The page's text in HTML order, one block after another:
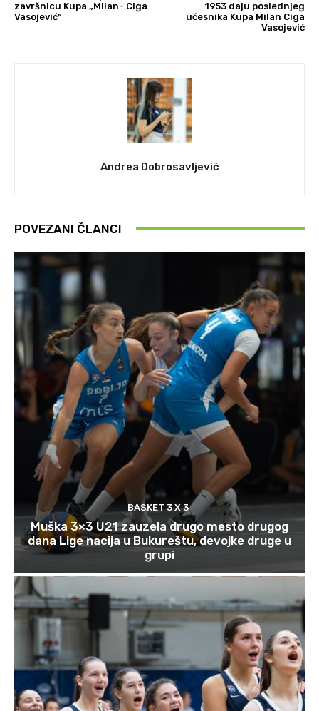
završnicu Kupa „Milan- Ciga
Vasojević“
1953 daju poslednjeg
učesnika Kupa Milan Ciga
Vasojević
Andrea Dobrosavljević
POVEZANI ČLANCI
BASKET 3 X 3
Muška 3×3 U21 zauzela drugo mesto drugog
dana Lige nacija u Bukureštu, devojke druge u
grupi